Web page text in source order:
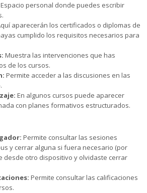
Espacio personal donde puedes escribir
aparecerán los certificados o diplomas de
cumplido los requisitos necesarios para
Muestra las intervenciones que has
de los cursos.
Permite acceder a las discusiones en las
En algunos cursos puede aparecer
con planes formativos estructurados.
Permite consultar las sesiones
y cerrar alguna si fuera necesario (por
desde otro dispositivo y olvidaste cerrar
Permite consultar las calificaciones